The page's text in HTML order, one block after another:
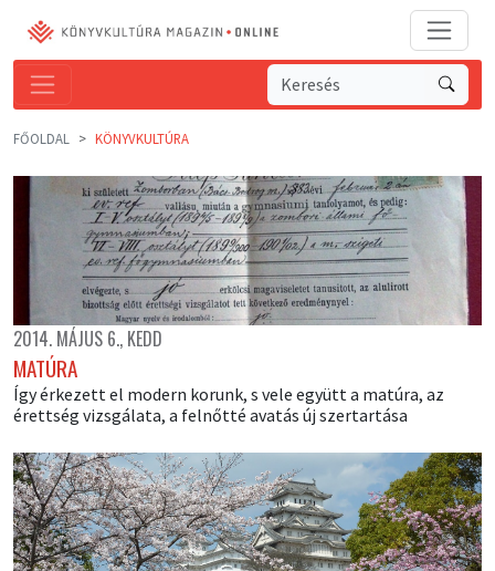
FŐOLDAL KÖNYVKULTÚRA
2014. MÁJUS 6., KEDD
MATÚRA
Így érkezett el modern korunk, s vele együtt a matúra, az
érettség vizsgálata, a felnőtté avatás új szertartása